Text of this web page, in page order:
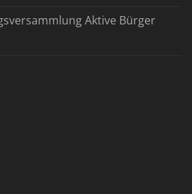
Aktive Bürger